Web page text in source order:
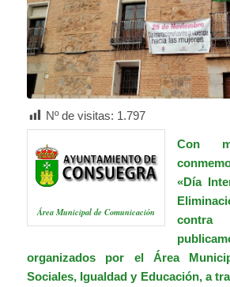
Nº de visitas: 1.797
Área Municipal de Comunicación
Con
«Día
organizados por el Área
Sociales, Igualdad y Educación, a